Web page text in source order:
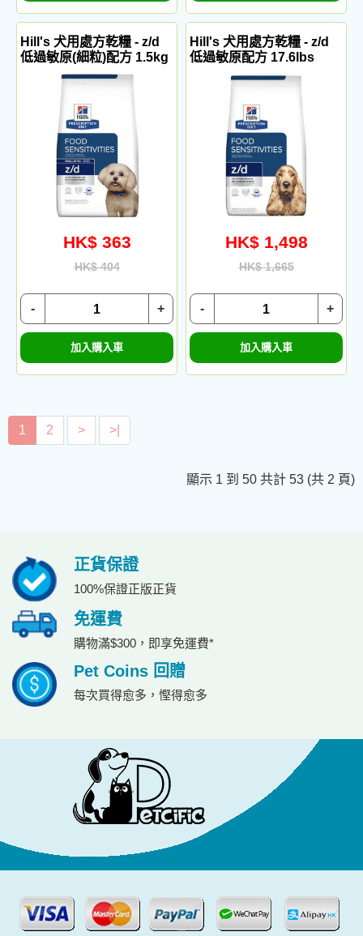
Hill's 犬用處方乾糧 - z/d
低過敏原(細粒)配方 1.5kg
HK$ 363
HK$ 404
+
-
加入購入車
Hill's 犬用處方乾糧 - z/d
低過敏原配方 17.6lbs
HK$ 1,498
HK$ 1,665
+
-
加入購入車
1 2 > >|
顯示 1 到 50 共計 53 (共 2 頁)
正貨保證
100%保證正版正貨
免運費
購物滿$300，即享免運費*
Pet Coins 回贈
每次買得愈多，慳得愈多